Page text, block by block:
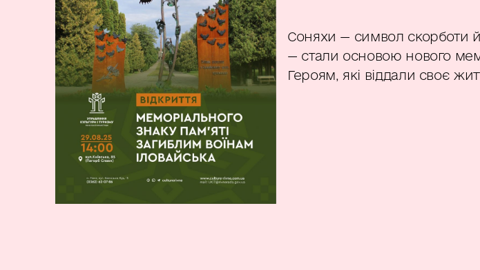
Соняхи — символ скорботи й
— стали основою нового
Героям, які віддали своє